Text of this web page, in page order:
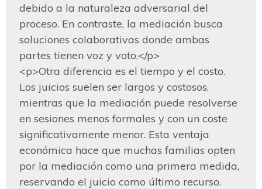
debido a la naturaleza adversarial del
proceso. En contraste, la mediación busca
soluciones colaborativas donde ambas
partes tienen voz y voto.</p>
<p>Otra diferencia es el tiempo y el costo.
Los juicios suelen ser largos y costosos,
mientras que la mediación puede resolverse
en sesiones menos formales y con un coste
significativamente menor. Esta ventaja
económica hace que muchas familias opten
por la mediación como una primera medida,
reservando el juicio como último recurso.